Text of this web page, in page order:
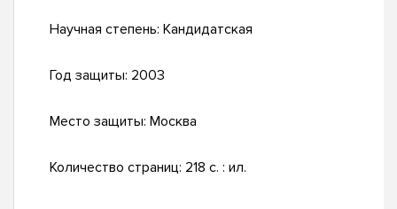
Научная степень: Кандидатская
Год защиты: 2003
Место защиты: Москва
Количество страниц: 218 с. : ил.